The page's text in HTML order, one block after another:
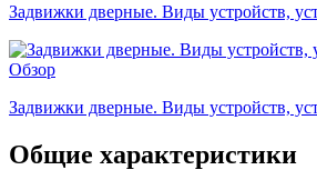
Задвижки дверные. Виды устройств,
Обзор
Задвижки дверные. Виды устройств,
Общие характеристики